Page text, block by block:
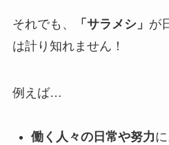
それでも、 「サラメシ」 が
は計り知れません！
例えば…
働く人々の日常や努力